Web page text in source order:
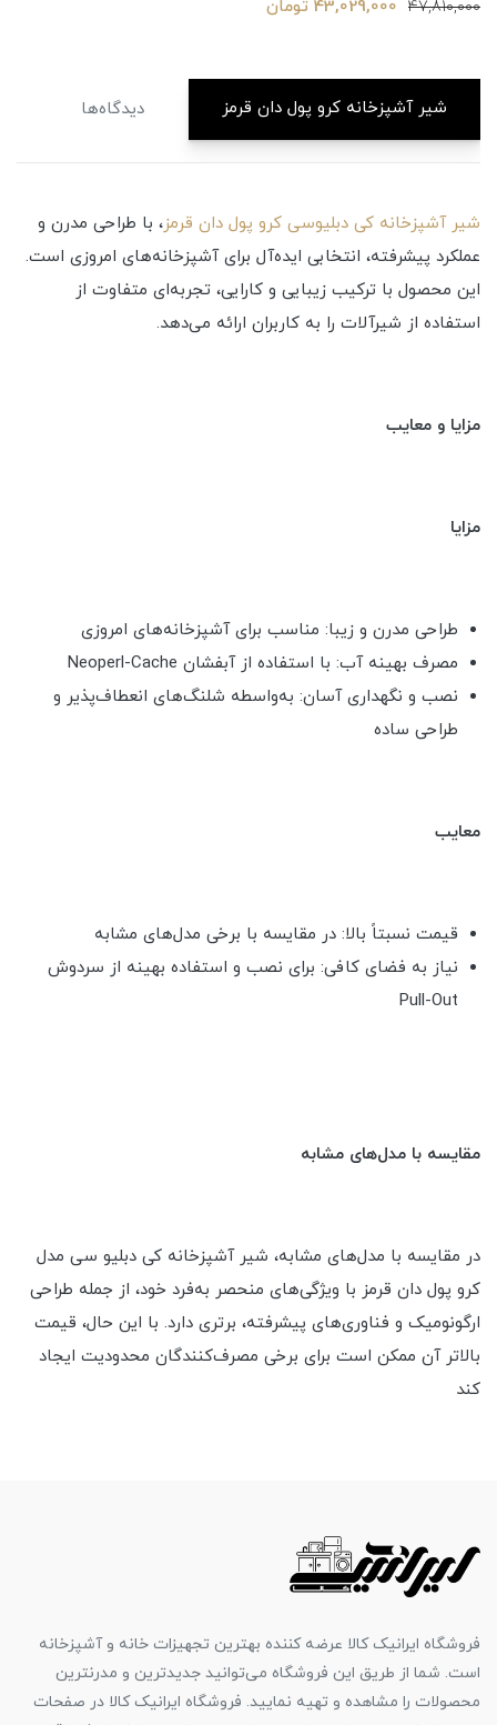
47,810,000 43,029,000 تومان
شیر آشپزخانه کرو پول دان قرمز دیدگاه‌ها
شیر آشپزخانه کی دبلیوسی کرو پول دان قرمز، با طراحی مدرن و
عملکرد پیشرفته، انتخابی ایده‌آل برای آشپزخانه‌های امروزی است.
این محصول با ترکیب زیبایی و کارایی، تجربه‌ای متفاوت از
استفاده از شیرآلات را به کاربران ارائه می‌دهد.
مزایا و معایب
مزایا
طراحی مدرن و زیبا: مناسب برای آشپزخانه‌های امروزی
مصرف بهینه آب: با استفاده از آبفشان Neoperl-Cache
نصب و نگهداری آسان: به‌واسطه شلنگ‌های انعطاف‌پذیر و
طراحی ساده
معایب
قیمت نسبتاً بالا: در مقایسه با برخی مدل‌های مشابه
نیاز به فضای کافی: برای نصب و استفاده بهینه از سردوش
Pull-Out
مقایسه با مدل‌های مشابه
در مقایسه با مدل‌های مشابه، شیر آشپزخانه کی دبلیو سی مدل
کرو پول دان قرمز با ویژگی‌های منحصر به‌فرد خود، از جمله طراحی
ارگونومیک و فناوری‌های پیشرفته، برتری دارد. با این حال، قیمت
بالاتر آن ممکن است برای برخی مصرف‌کنندگان محدودیت ایجاد
کند
فروشگاه ایرانیک کالا عرضه کننده بهترین تجهیزات خانه و آشپزخانه
است. شما از طریق این فروشگاه می‌توانید جدیدترین و مدرنترین
محصولات را مشاهده و تهیه نمایید. فروشگاه ایرانیک کالا در صفحات